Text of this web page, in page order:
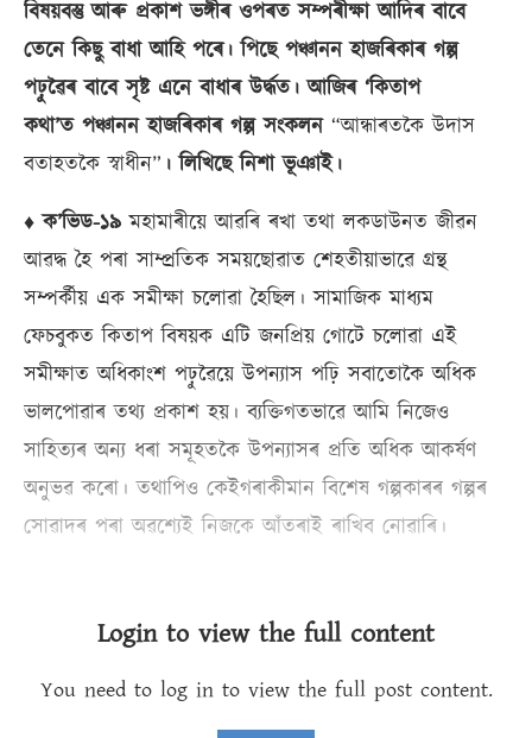
বিষয়বস্তু আৰু প্ৰকাশ ভঙ্গীৰ ওপৰত সম্পৰীক্ষা আদিৰ বাবে
তেনে কিছু বাধা আহি পৰে। পিছে পঞ্চানন হাজৰিকাৰ গল্প
পঢ়ুৱৈৰ বাবে সৃষ্ট এনে বাধাৰ উৰ্দ্ধত। আজিৰ ‘কিতাপ
কথা’ত পঞ্চানন হাজৰিকাৰ গল্প সংকলন “আন্ধাৰতকৈ উদাস
বতাহতকৈ স্বাধীন” ​। লিখিছে নিশা ভূঞাই।
♦ক’ভিড-১৯ মহামাৰীয়ে আৱৰি ৰখা তথা লকডাউনত জীৱন
আৱদ্ধ হৈ পৰা সাম্প্ৰতিক সময়ছোৱাত শেহতীয়াভাৱে গ্ৰন্থ
সম্পৰ্কীয় এক সমীক্ষা চলোৱা হৈছিল। সামাজিক মাধ্যম
ফেচবুকত কিতাপ বিষয়ক এটি জনপ্ৰিয় গোটে চলোৱা এই
সমীক্ষাত অধিকাংশ পঢ়ুৱৈয়ে উপন্যাস পঢ়ি সবাতোকৈ অধিক
ভালপোৱাৰ তথ্য প্ৰকাশ হয়। ব্যক্তিগতভাৱে আমি নিজেও
সাহিত্যৰ অন্য ধৰা সমূহতকৈ উপন্যাসৰ প্ৰতি অধিক আকৰ্ষণ
অনুভৱ কৰো। তথাপিও কেইগৰাকীমান বিশেষ গল্পকাৰৰ গল্পৰ
সোৱাদৰ পৰা অৱশ্যেই নিজকে আঁতৰাই ৰাখিব নোৱাৰি।
Login to view the full content
You need to log in to view the full post content.